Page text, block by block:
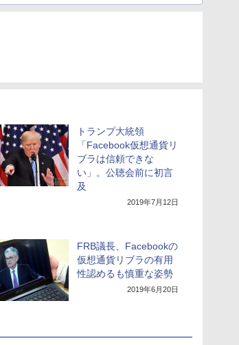
トランプ大統領
「Facebook仮想通貨リ
ブラは信頼できな
い」。公聴会前に初言
及
2019年7月12日
FRB議長、Facebookの
仮想通貨リブラの有用
性認めるも慎重な姿勢
2019年6月20日